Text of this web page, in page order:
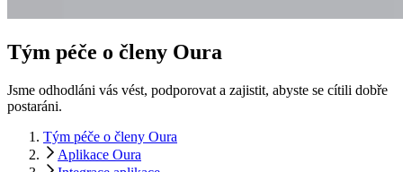
Tým péče o členy Oura
Jsme odhodláni vás vést, podporovat a zajistit, abyste se cítili dobře
postaráni.
Tým péče o členy Oura
Aplikace Oura